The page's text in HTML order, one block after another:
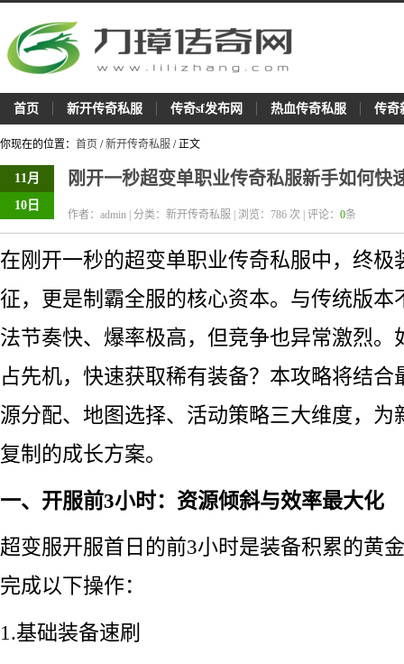
首页 新开传奇私服 传奇sf发布网 热血传奇私服 传奇
你现在的位置： 首页 /新开传奇私服 / 正文
11月
10日
刚开一秒超变单职业传奇私服新手如何快
作者：admin | 分类：新开传奇私服 | 浏览： 786 次 | 评论： 0条
在刚开一秒的超变单职业传奇私服中，终极
征，更是制霸全服的核心资本。与传统版本
法节奏快、爆率极高，但竞争也异常激烈。
占先机，快速获取稀有装备？本攻略将结合
源分配、地图选择、活动策略三大维度，为
复制的成长方案。
一、开服前3小时：资源倾斜与效率最大化
超变服开服首日的前3小时是装备积累的黄
完成以下操作：
1.基础装备速刷